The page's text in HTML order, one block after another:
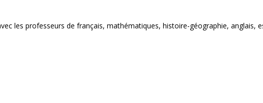
les professeurs de français, mathématiques, histoire-géographie, anglais,